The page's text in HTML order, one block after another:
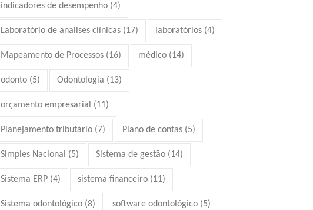
indicadores de desempenho (4)
Laboratório de analises clínicas (17) laboratórios (4)
Mapeamento de Processos (16) médico (14)
odonto (5) Odontologia (13)
orçamento empresarial (11)
Planejamento tributário (7) Plano de contas (5)
Simples Nacional (5) Sistema de gestão (14)
Sistema ERP (4) sistema financeiro (11)
Sistema odontológico (8) software odontológico (5)